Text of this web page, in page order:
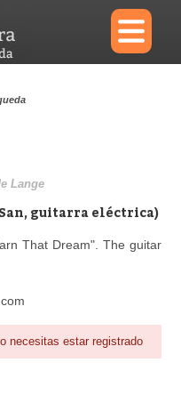
×
Diccionario
Lange
guitarra eléctrica)
That Dream". The guitar
necesitas estar registrado